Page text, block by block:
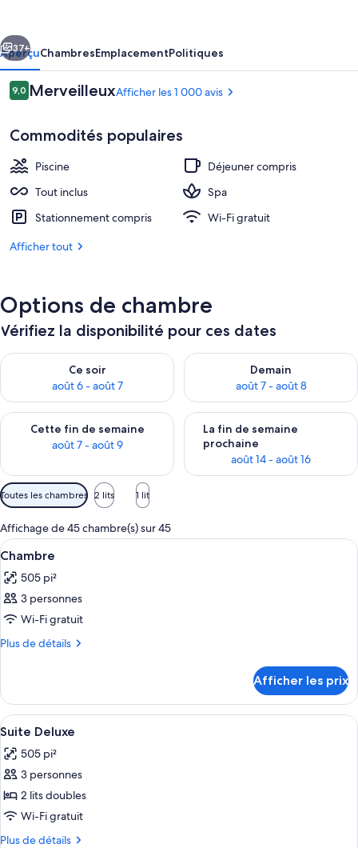
-
Adults
Only
All
Inclusive
Réception
Suivant
37+
AperçuChambresEmplacementPolitiques
Avis
9,09,0 sur 10 –
MerveilleuxAfficher les 1 000 avis
Commodités populaires
Piscine
Déjeuner compris
Tout inclus
Spa
Stationnement compris
Wi-Fi gratuit
Afficher tout
Options de chambre
Vérifiez la disponibilité pour ces dates
Ce soir
août 6 - août 7
Vérifier la disponibilité pour ce soir août 6 - août 7
Demain
août 7 - août 8
Vérifier la disponibilité pour
Cette fin de semaine
août 7 - août 9
Vérifier la disponibilité pour cette fin de semaine août 7 -
La fin de semaine
prochaine
août 14 - août 16
Vérifier la disponibilité pour
Filtres
disponibles
pour
les
chambres
Toutes les chambres 2 lits 1 lit
Affichage de 45 chambre(s) sur 45
Afficher
toutes
les
photos
pour
ce
chambre :
Chambre
Minibar, coffre-fort pour ordinateur
1
Chambre
505 pi²
3 personnes
Wi-Fi gratuit
Plus de détails
Plus
Chambre
Afficher les prix
Afficher
toutes
les
photos
pour
ce
type
Plage | Sur la plage, sable blanc,
1
Suite Deluxe
505 pi²
3 personnes
2 lits doubles
Wi-Fi gratuit
Plus de détails
Plus